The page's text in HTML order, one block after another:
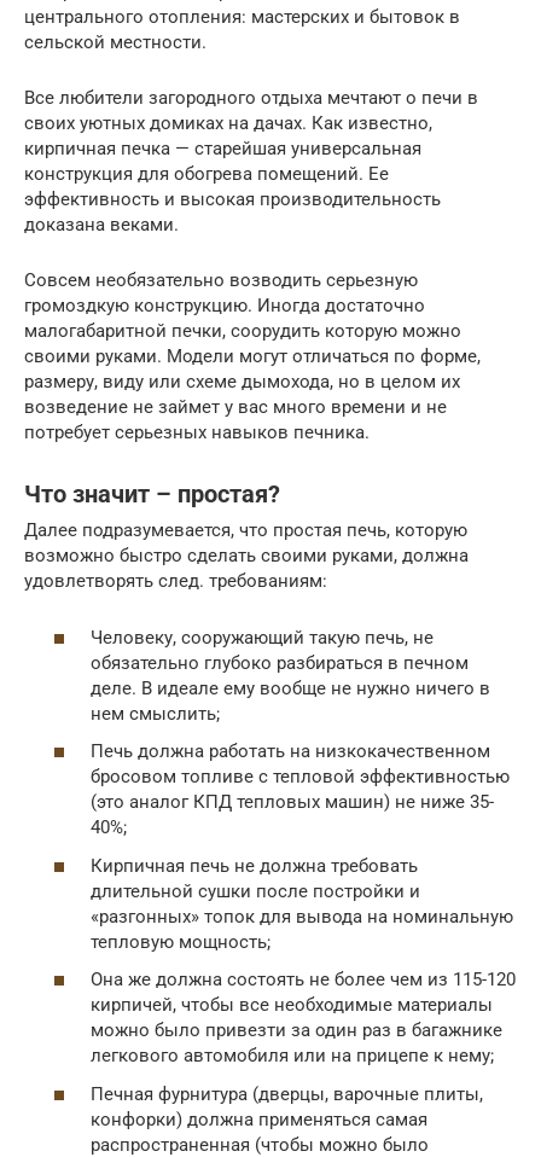
центрального отопления: мастерских и бытовок в
сельской местности.
Все любители загородного отдыха мечтают о печи в
своих уютных домиках на дачах. Как известно,
кирпичная печка — старейшая универсальная
конструкция для обогрева помещений. Ее
эффективность и высокая производительность
доказана веками.
Совсем необязательно возводить серьезную
громоздкую конструкцию. Иногда достаточно
малогабаритной печки, соорудить которую можно
своими руками. Модели могут отличаться по форме,
размеру, виду или схеме дымохода, но в целом их
возведение не займет у вас много времени и не
потребует серьезных навыков печника.
Что значит – простая?
Далее подразумевается, что простая печь, которую
возможно быстро сделать своими руками, должна
удовлетворять след. требованиям:
Человеку, сооружающий такую печь, не
обязательно глубоко разбираться в печном
деле. В идеале ему вообще не нужно ничего в
нем смыслить;
Печь должна работать на низкокачественном
бросовом топливе с тепловой эффективностью
(это аналог КПД тепловых машин) не ниже 35-
40%;
Кирпичная печь не должна требовать
длительной сушки после постройки и
«разгонных» топок для вывода на номинальную
тепловую мощность;
Она же должна состоять не более чем из 115-120
кирпичей, чтобы все необходимые материалы
можно было привезти за один раз в багажнике
легкового автомобиля или на прицепе к нему;
Печная фурнитура (дверцы, варочные плиты,
конфорки) должна применяться самая
распространенная (чтобы можно было